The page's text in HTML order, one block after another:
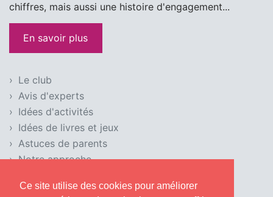
Ce site utilise des cookies pour améliorer
chiffres, mais aussi une histoire d'engagement...
En savoir plus
Le club
Avis d'experts
Idées d'activités
Idées de livres et jeux
Astuces de parents
Notre approche
Mentions légales